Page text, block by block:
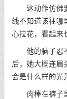
这动作仿佛要
线不知道该往哪
心拉花，看起来
他的脑子忍不
后，她大概连眉
会是什么样的
肉棒在裤子里